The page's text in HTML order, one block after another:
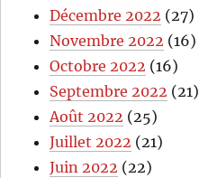
Décembre 2022 (27)
Novembre 2022 (16)
Octobre 2022 (16)
Septembre 2022 (21)
Août 2022 (25)
Juillet 2022 (21)
Juin 2022 (22)